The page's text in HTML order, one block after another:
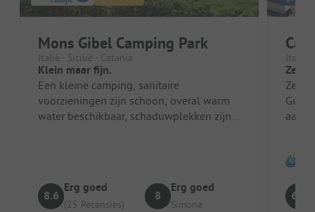
Mons Gibel Camping Park
Italië - Sicilië - Catania
Klein maar fijn.
Een kleine camping, sanitaire
voorzieningen zijn schoon, overal warm
water beschikbaar, schaduwplekken zijn
8.6
Erg goed
(25 Recensies)
8
Erg goed
Simone
Italië
Zeer
aan
6.7